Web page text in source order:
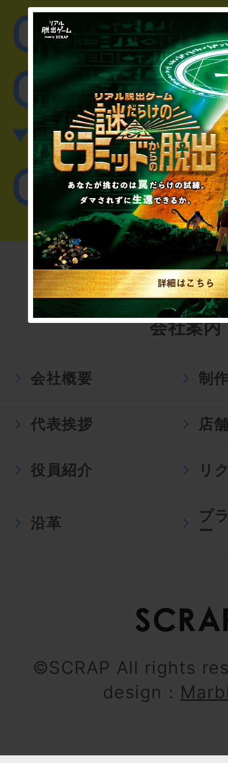
取材に関するお
その他のご相談／
▼英語、中国語でのお問
English／
会社案内
会社概要 制
代表挨拶 店
役員紹介 リ
沿革
プ
ー
©SCRAP All rights
design：